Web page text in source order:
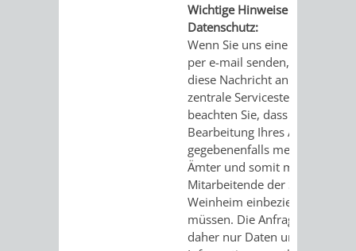
Wichtige Hinweise zum
Datenschutz:
Wenn Sie uns eine Anfrage
per e-mail senden, gelangt
diese Nachricht an unsere
zentrale Servicestelle. Bitte
beachten Sie, dass wir zur
Bearbeitung Ihres Anliegens
gegebenenfalls mehrere
Ämter und somit mehrere
Mitarbeitende der Stadt
Weinheim einbeziehen
müssen. Die Anfrage sollte
daher nur Daten und